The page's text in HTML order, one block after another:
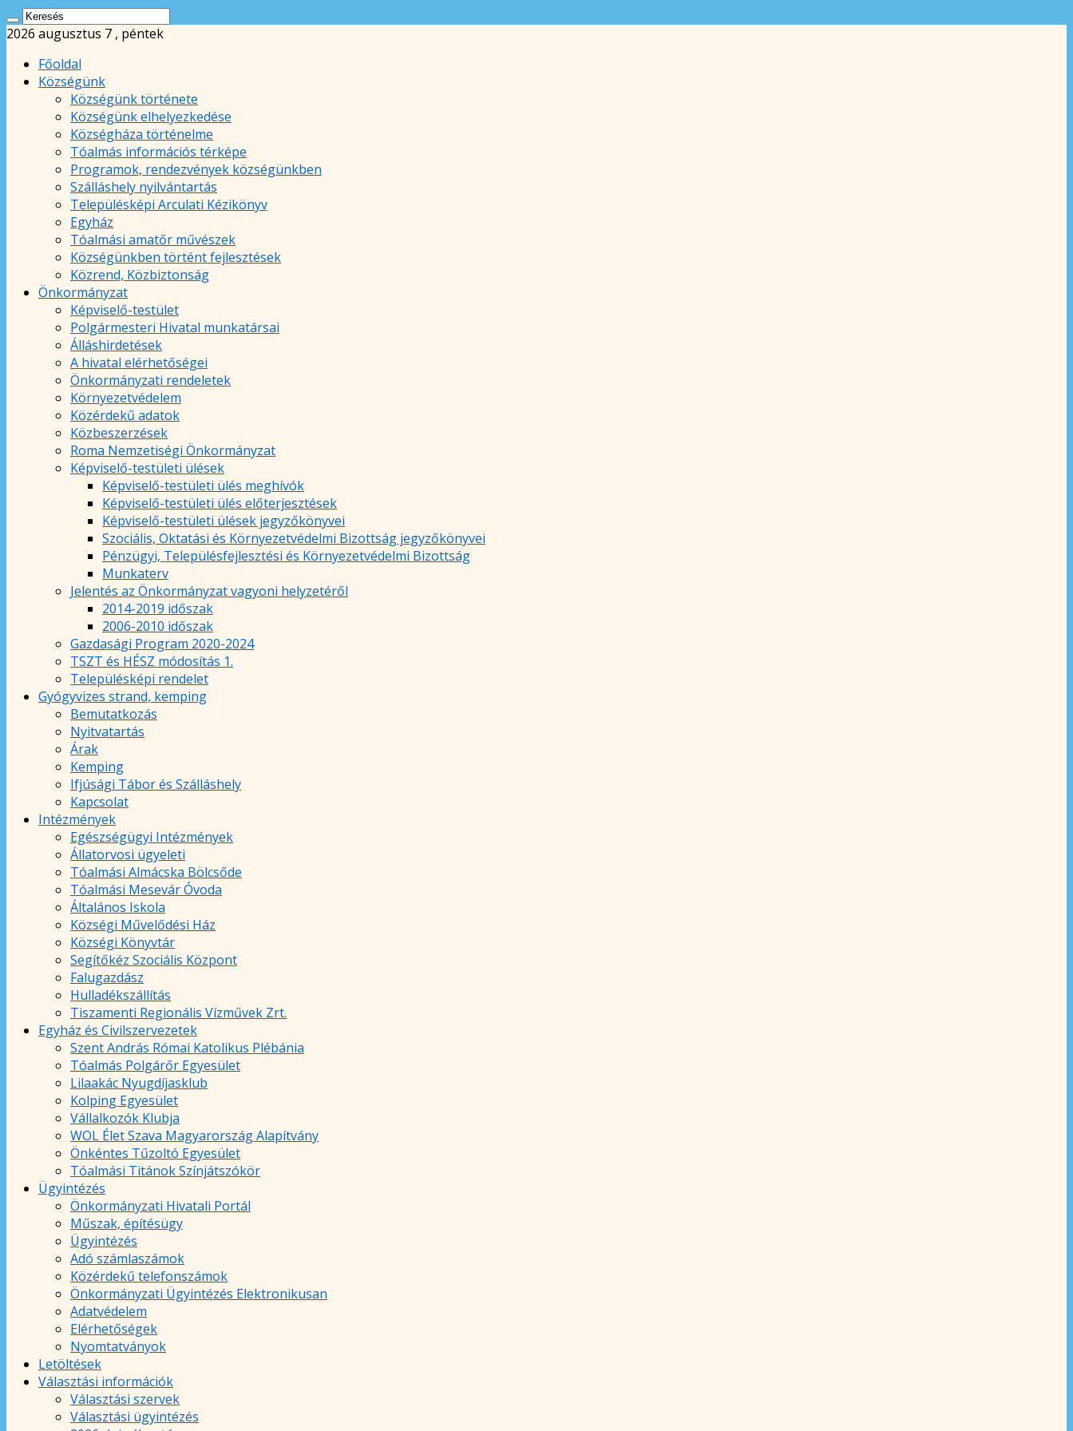
2026 augusztus 7 , péntek
Főoldal
Községünk
Községünk története
Községünk elhelyezkedése
Községháza történelme
Tóalmás információs térképe
Programok, rendezvények községünkben
Szálláshely nyilvántartás
Településképi Arculati Kézikönyv
Egyház
Tóalmási amatőr művészek
Községünkben történt fejlesztések
Közrend, Közbiztonság
Önkormányzat
Képviselő-testület
Polgármesteri Hivatal munkatársai
Álláshirdetések
A hivatal elérhetőségei
Önkormányzati rendeletek
Környezetvédelem
Közérdekű adatok
Közbeszerzések
Roma Nemzetiségi Önkormányzat
Képviselő-testületi ülések
Képviselő-testületi ülés meghívók
Képviselő-testületi ülés előterjesztések
Képviselő-testületi ülések jegyzőkönyvei
Szociális, Oktatási és Környezetvédelmi Bizottság jegyzőkönyvei
Pénzügyi, Településfejlesztési és Környezetvédelmi Bizottság
Munkaterv
Jelentés az Önkormányzat vagyoni helyzetéről
2014-2019 időszak
2006-2010 időszak
Gazdasági Program 2020-2024
TSZT és HÉSZ módosítás 1.
Településképi rendelet
Gyógyvizes strand, kemping
Bemutatkozás
Nyitvatartás
Árak
Kemping
Ifjúsági Tábor és Szálláshely
Kapcsolat
Intézmények
Egészségügyi Intézmények
Állatorvosi ügyeleti
Tóalmási Almácska Bölcsőde
Tóalmási Mesevár Óvoda
Általános Iskola
Községi Művelődési Ház
Községi Könyvtár
Segítőkéz Szociális Központ
Falugazdász
Hulladékszállítás
Tiszamenti Regionális Vízművek Zrt.
Egyház és Civilszervezetek
Szent András Római Katolikus Plébánia
Tóalmás Polgárőr Egyesület
Lilaakác Nyugdíjasklub
Kolping Egyesület
Vállalkozók Klubja
WOL Élet Szava Magyarország Alapítvány
Önkéntes Tűzoltó Egyesület
Tóalmási Titánok Színjátszókör
Ügyintézés
Önkormányzati Hivatali Portál
Műszak, építésügy
Ügyintézés
Adó számlaszámok
Közérdekű telefonszámok
Önkormányzati Ügyintézés Elektronikusan
Adatvédelem
Elérhetőségek
Nyomtatványok
Letöltések
Választási információk
Választási szervek
Választási ügyintézés